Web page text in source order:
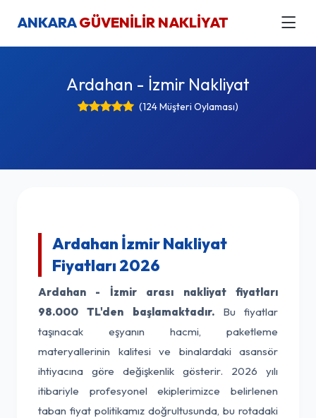
ANKARAGÜVENİLİR NAKLİYAT
Ardahan - İzmir Nakliyat
(124 Müşteri Oylaması)
Ardahan İzmir Nakliyat
Fiyatları 2026
Ardahan - İzmir arası nakliyat fiyatları
98.000 TL'den başlamaktadır.Bu fiyatlar
taşınacak eşyanın hacmi, paketleme
materyallerinin kalitesi ve binalardaki asansör
ihtiyacına göre değişkenlik gösterir. 2026 yılı
itibariyle profesyonel ekiplerimizce belirlenen
taban fiyat politikamız doğrultusunda, bu rotadaki